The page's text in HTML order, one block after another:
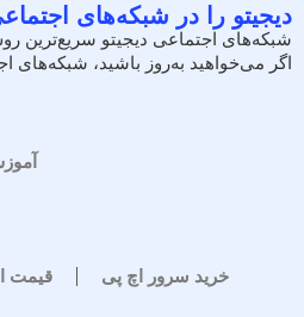
دیجیتو را در شبکه‌های
شبکه‌های اجتماعی دیجیتو سریع‌ترین
اگر می‌خواهید به‌روز باشید، شبکه‌های
خرید سرور اچ پی قیمت